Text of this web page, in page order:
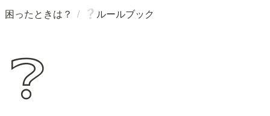
困ったときは？ / ❔ ルールブック
❔